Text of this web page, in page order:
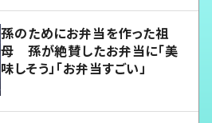
孫のためにお弁当を作った祖
母 孫が絶賛したお弁当に「美
味しそう」「お弁当すごい」